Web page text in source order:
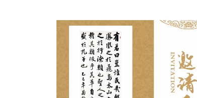
2017澹廬書會90年上海特展